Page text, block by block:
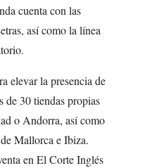
cuenta con las
así como la línea
elevar la presencia de
de 30 tiendas propias
o Andorra, así como
Mallorca e Ibiza.
en El Corte Inglés